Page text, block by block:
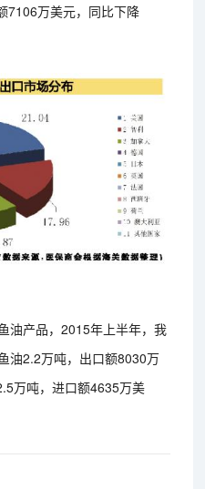
7106万美元，同比下降
油产品，2015年上半年，我
油2.2万吨，出口额8030万
万吨，进口额4635万美